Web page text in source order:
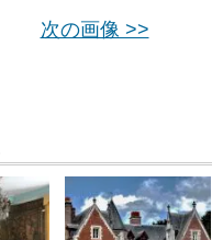
次の画像 >>